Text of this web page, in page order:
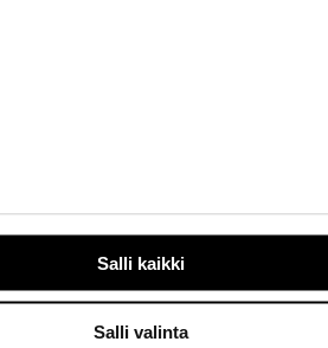
Salli kaikki
Salli valinta